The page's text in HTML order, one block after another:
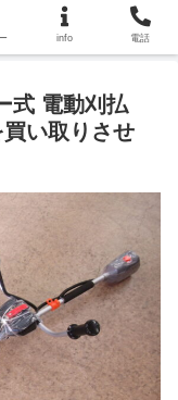
式 電動刈払
い取りさせ
info 電話